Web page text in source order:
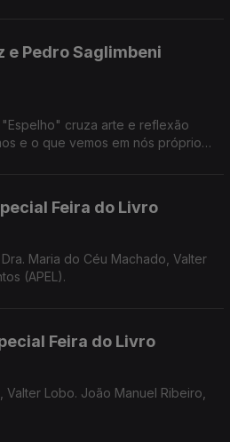
e Pedro Saglimbeni
cruza arte e reflexão
e o que vemos em nós próprios.
Feira do Livro
Maria do Céu Machado, Valter
(APEL).
Feira do Livro
Valter Lobo. João Manuel Ribeiro,